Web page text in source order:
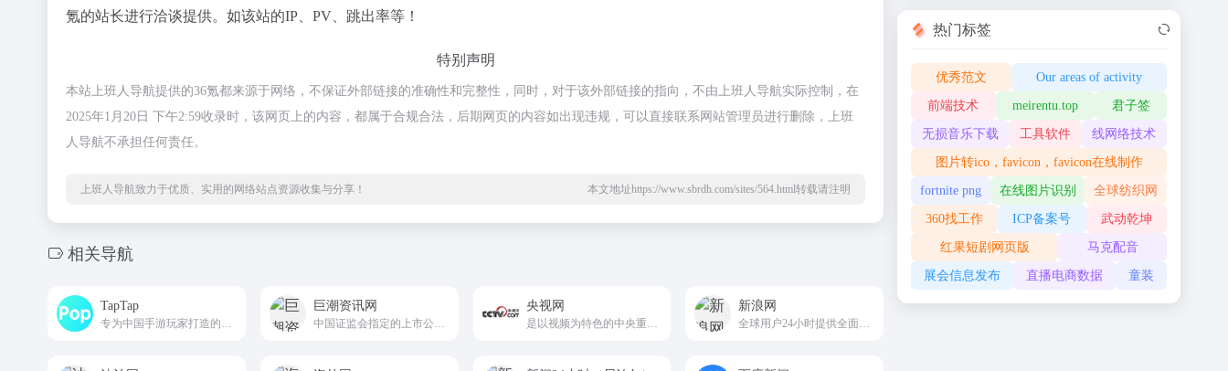
氪的站长进行洽谈提供。如该站的IP、PV、跳出率等！
特别声明
本站上班人导航提供的36氪都来源于网络，不保证外部链接的准确性和完整性，同时，对于该外部链接的指向，不由上班人导航实际控制，在
2025年1月20日 下午2:59收录时，该网页上的内容，都属于合规合法，后期网页的内容如出现违规，可以直接联系网站管理员进行删除，上班
人导航不承担任何责任。
上班人导航致力于优质、实用的网络站点资源收集与分享！ 本文地址https://www.sbrdh.com/sites/564.html转载请注明
相关导航
TapTap 巨潮资讯网 央视网
是以视频为特色的中央重点新闻网站
新浪网
热门标签
优秀范文 Our areas of activity
前端技术 meirentu.top 君子签
无损音乐下载 工具软件 线网络技术
图片转ico，favicon，favicon在线制作
fortnite png 在线图片识别 全球纺织网
360找工作 ICP备案号 武动乾坤
红果短剧网页版 马克配音
展会信息发布 直播电商数据 童装